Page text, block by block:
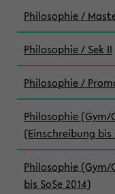
Philosophie /
Philosophie / Sek II
Philosophie /
Philosophie (Gym/
(Einschreibung bis
Philosophie
bis SoSe 2014)